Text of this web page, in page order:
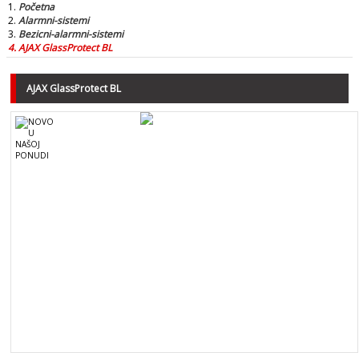
Početna
Alarmni-sistemi
Bezicni-alarmni-sistemi
AJAX GlassProtect BL
AJAX GlassProtect BL